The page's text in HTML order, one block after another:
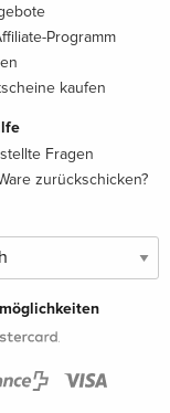
Programm
kaufen
Fragen
zurückschicken?